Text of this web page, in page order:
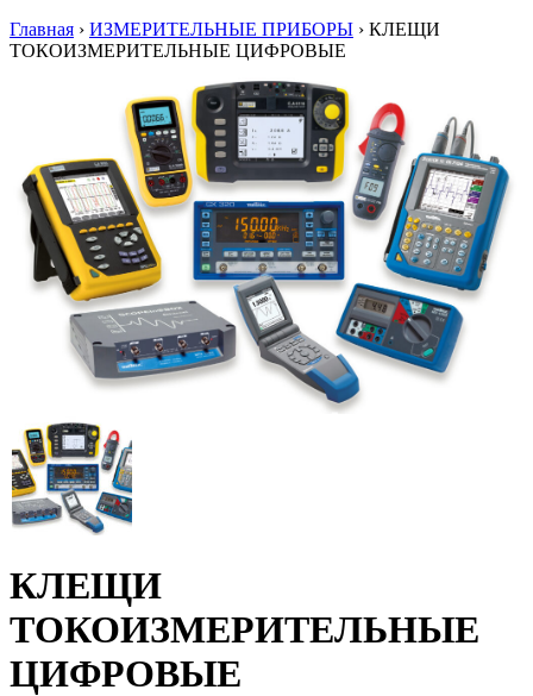
Главная › ИЗМЕРИТЕЛЬНЫЕ ПРИБОРЫ › КЛЕЩИ
ТОКОИЗМЕРИТЕЛЬНЫЕ ЦИФРОВЫЕ
КЛЕЩИ
ТОКОИЗМЕРИТЕЛЬНЫЕ
ЦИФРОВЫЕ